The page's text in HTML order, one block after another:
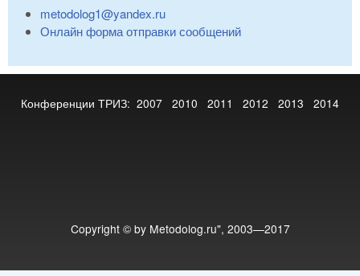
metodolog1@yandex.ru
Онлайн форма отправки сообщений
Конференции ТРИЗ: 2007 2010 2011 2012 2013 2014
Copyright © by Metodolog.ru", 2003—2017